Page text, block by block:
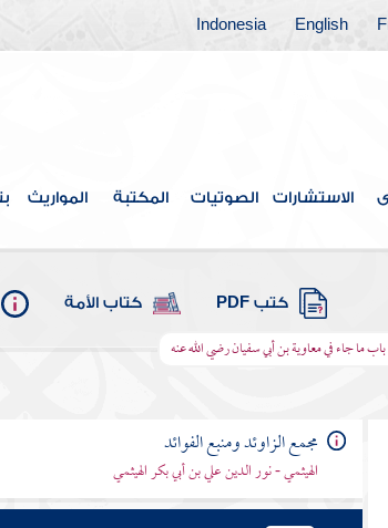
English
Indonesia
الاستشارات الصوتيات المكتبة المواريث
كتب PDF كتاب الأمة
باب ما جاء في معاوية بن أبي سفيان رضي الله عنه
مجمع الزاوئد ومنبع الفوائد
الهيثمي - نور الدين علي بن أبي بكر الهيثمي